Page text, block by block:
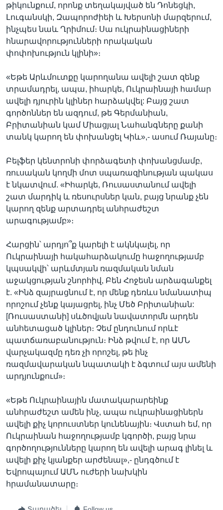
թիկունքում, որոնք տեղակայված են Դոնեցկի,
Լուգանսկի, Զապորոժիեի և Խերսոնի մարզերում,
ինչպես նաև Ղրիմում։ Սա ուկրաինացիների
հնարավորությունների որակական
փոփոխություն կլինի»։
«Եթե Արևմուտքը կարողանա ավելի շատ զենք
տրամադրել, ապա, իհարկե, Ուկրաինայի համար
ավելի դյուրին կլիներ հարձակվել: Բայց շատ
գործոններ են ազդում, թե Գերմանիան,
Բրիտանիան կամ Միացյալ Նահանգները քանի
տանկ կարող են փոխանցել Կիև»,- ասում Ռայանը։
Բելֆեր կենտրոնի փորձագետի փոխանցմամբ,
ռուսական կողմի մոտ սպառազինության պակաս
է նկատվում. «Իհարկե, Ռուսաստանում ավելի
շատ մարդիկ և ռեսուրսներ կան, բայց նրանք չեն
կարող զենք արտադրել անհրաժեշտ
արագությամբ»։
Հարցին՝ արդյո՞ք կարելի է ակնկալել, որ
Ուկրաինայի հակահարձակումը հաջողությամբ
կպսակվի՝ արևմտյան ռազմական նման
աջակցության շնորհիվ, Բեն Հոջեսն արձագանքել
է. «Ինձ զայրացնում է, որ մենք դեռևս նմանատիպ
որոշում չենք կայացրել, ինչ Մեծ Բրիտանիան:
[Ռուսաստանի] սևծովյան նավատորմն արդեն
անհետացած կլիներ։ Չեմ ընդունում որևէ
պատճառաբանություն։ Ինձ թվում է, որ ԱՄՆ
վարչակազմը դեռ չի որոշել, թե ինչ
ռազմավարական նպատակի է ձգտում այս ամենի
արդյունքում»։
«Եթե Ուկրաինային մատակարարեինք
անհրաժեշտ ամեն ինչ, ապա ուկրաինացիներն
ավելի քիչ կորուստներ կունենային։ Վստահ եմ, որ
Ուկրաինան հաջողությամբ կգործի, բայց նրա
գործողությունները կարող են ավելի արագ լինել և
ավելի քիչ կյանքեր արժենալ»,- ընդգծում է
Եվրոպայում ԱՄՆ ուժերի նախկին
հրամանատարը։